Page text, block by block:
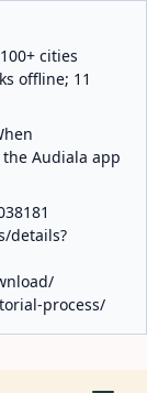
cities
offline; 11
Audiala app
details?
process/